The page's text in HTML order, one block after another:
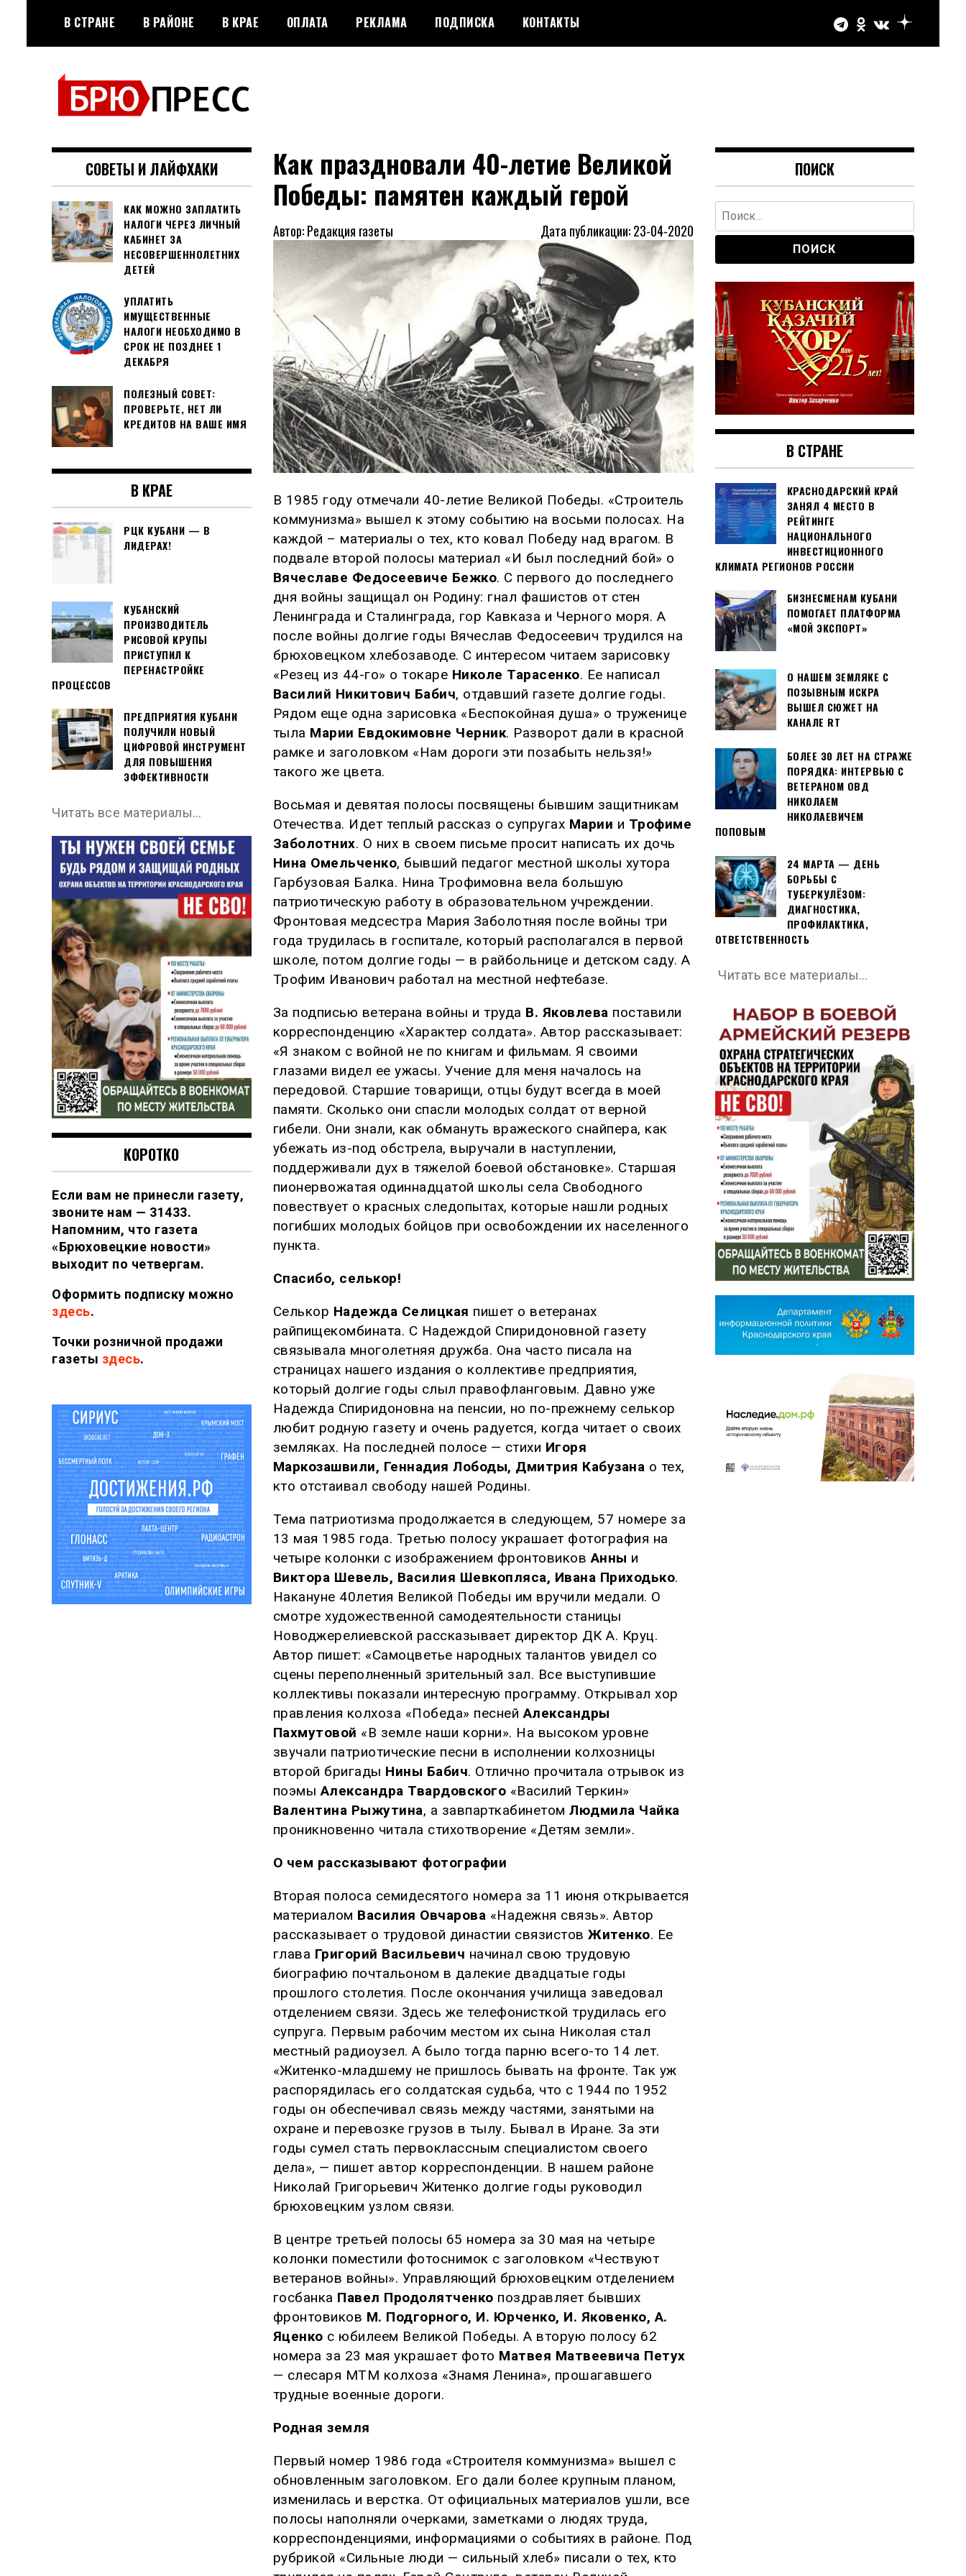
содержимому
В СТРАНЕ В РАЙОНЕ В КРАЕ ОПЛАТА РЕКЛАМА ПОДПИСКА КОНТАКТЫ
БРЮПРЕСС
Официальный сайт газеты
"Брюховецкие новости"
Как праздновали 40-летие Великой
Победы: памятен каждый герой
Автор: Редакция газеты Дата публикации: 23-04-2020
В 1985 году отмечали 40-летие Великой Победы. «Строитель
коммунизма» вышел к этому событию на восьми полосах. На
каждой – материалы о тех, кто ковал Победу над врагом. В
подвале второй полосы материал «И был последний бой» о
Вячеславе Федосеевиче Бежко. С первого до последнего
дня войны защищал он Родину: гнал фашистов от стен
Ленинграда и Сталинграда, гор Кавказа и Черного моря. А
после войны долгие годы Вячеслав Федосеевич трудился на
брюховецком хлебозаводе. С интересом читаем зарисовку
«Резец из 44-го» о токаре Николе Тарасенко. Ее написал
Василий Никитович Бабич, отдавший газете долгие годы.
Рядом еще одна зарисовка «Беспокойная душа» о труженице
тыла Марии Евдокимовне Черник. Разворот дали в красной
рамке и заголовком «Нам дороги эти позабыть нельзя!»
такого же цвета.
Восьмая и девятая полосы посвящены бывшим защитникам
Отечества. Идет теплый рассказ о супругах Марии и Трофиме
Заболотних. О них в своем письме просит написать их дочь
Нина Омельченко, бывший педагог местной школы хутора
Гарбузовая Балка. Нина Трофимовна вела большую
патриотическую работу в образовательном учреждении.
Фронтовая медсестра Мария Заболотняя после войны три
года трудилась в госпитале, который располагался в первой
школе, потом долгие годы — в райбольнице и детском саду. А
Трофим Иванович работал на местной нефтебазе.
За подписью ветерана войны и труда В. Яковлева поставили
корреспонденцию «Характер солдата». Автор рассказывает:
«Я знаком с войной не по книгам и фильмам. Я своими
глазами видел ее ужасы. Учение для меня началось на
передовой. Старшие товарищи, отцы будут всегда в моей
памяти. Сколько они спасли молодых солдат от верной
гибели. Они знали, как обмануть вражеского снайпера, как
убежать из-под обстрела, выручали в наступлении,
поддерживали дух в тяжелой боевой обстановке». Старшая
пионервожатая одиннадцатой школы села Свободного
повествует о красных следопытах, которые нашли родных
погибших молодых бойцов при освобождении их населенного
пункта.
Спасибо, селькор!
Селькор Надежда Селицкая пишет о ветеранах
райпищекомбината. С Надеждой Спиридоновной газету
связывала многолетняя дружба. Она часто писала на
страницах нашего издания о коллективе предприятия,
который долгие годы слыл правофланговым. Давно уже
Надежда Спиридоновна на пенсии, но по-прежнему селькор
любит родную газету и очень радуется, когда читает о своих
земляках. На последней полосе — стихи Игоря
Маркозашвили, Геннадия Лободы, Дмитрия Кабузана о тех,
кто отстаивал свободу нашей Родины.
Тема патриотизма продолжается в следующем, 57 номере за
13 мая 1985 года. Третью полосу украшает фотография на
четыре колонки с изображением фронтовиковАнны и
Виктора Шевель, Василия Шевкопляса, Ивана Приходько.
Накануне 40летия Великой Победы им вручили медали. О
смотре художественной самодеятельности станицы
Новоджерелиевской рассказывает директор ДК А. Круц.
Автор пишет: «Самоцветье народных талантов увидел со
сцены переполненный зрительный зал. Все выступившие
коллективы показали интересную программу. Открывал хор
правления колхоза «Победа» песнейАлександры
Пахмутовой «В земле наши корни». На высоком уровне
звучали патриотические песни в исполнении колхозницы
второй бригады Нины Бабич. Отлично прочитала отрывок из
поэмыАлександра Твардовского «Василий Теркин»
Валентина Рыжутина, а завпарткабинетом Людмила Чайка
проникновенно читала стихотворение «Детям земли».
О чем рассказывают фотографии
Вторая полоса семидесятого номера за 11 июня открывается
материалом Василия Овчарова «Надежня связь». Автор
рассказывает о трудовой династии связистов Житенко. Ее
глава Григорий Васильевич начинал свою трудовую
биографию почтальоном в далекие двадцатые годы
прошлого столетия. После окончания училища заведовал
отделением связи. Здесь же телефонисткой трудилась его
супруга. Первым рабочим местом их сына Николая стал
местный радиоузел. А было тогда парню всего-то 14 лет.
«Житенко-младшему не пришлось бывать на фронте. Так уж
распорядилась его солдатская судьба, что с 1944 по 1952
годы он обеспечивал связь между частями, занятыми на
охране и перевозке грузов в тылу. Бывал в Иране. За эти
годы сумел стать первоклассным специалистом своего
дела», — пишет автор корреспонденции. В нашем районе
Николай Григорьевич Житенко долгие годы руководил
брюховецким узлом связи.
В центре третьей полосы 65 номера за 30 мая на четыре
колонки поместили фотоснимок с заголовком «Чествуют
ветеранов войны». Управляющий брюховецким отделением
госбанка Павел Продолятченко поздравляет бывших
фронтовиков М. Подгорного, И. Юрченко, И. Яковенко, А.
Яценко с юбилеем Великой Победы. А вторую полосу 62
номера за 23 мая украшает фото Матвея Матвеевича Петух
— слесаря МТМ колхоза «Знамя Ленина», прошагавшего
трудные военные дороги.
Родная земля
Первый номер 1986 года «Строителя коммунизма» вышел с
обновленным заголовком. Его дали более крупным планом,
изменилась и верстка. От официальных материалов ушли, все
полосы наполняли очерками, заметками о людях труда,
корреспонденциями, информациями о событиях в районе. Под
рубрикой «Сильные люди — сильный хлеб» писали о тех, кто
СОВЕТЫ И ЛАЙФХАКИ
КАК МОЖНО ЗАПЛАТИТЬ
НАЛОГИ ЧЕРЕЗ ЛИЧНЫЙ
КАБИНЕТ ЗА
НЕСОВЕРШЕННОЛЕТНИХ
ДЕТЕЙ
УПЛАТИТЬ
ИМУЩЕСТВЕННЫЕ
НАЛОГИ НЕОБХОДИМО В
СРОК НЕ ПОЗДНЕЕ 1
ДЕКАБРЯ
ПОЛЕЗНЫЙ СОВЕТ:
ПРОВЕРЬТЕ, НЕТ ЛИ
КРЕДИТОВ НА ВАШЕ ИМЯ
В КРАЕ
РЦК КУБАНИ — В
ЛИДЕРАХ!
КУБАНСКИЙ
ПРОИЗВОДИТЕЛЬ
РИСОВОЙ КРУПЫ
ПРИСТУПИЛ К
ПЕРЕНАСТРОЙКЕ
ПРОЦЕССОВ
ПРЕДПРИЯТИЯ КУБАНИ
ПОЛУЧИЛИ НОВЫЙ
ЦИФРОВОЙ ИНСТРУМЕНТ
ДЛЯ ПОВЫШЕНИЯ
ЭФФЕКТИВНОСТИ
Читать все материалы…
КОРОТКО
Если вам не принесли газету,
звоните нам — 31433.
Напомним, что газета
«Брюховецкие новости»
выходит по четвергам.
Оформить подписку можно
здесь.
Точки розничной продажи
газеты здесь.
ПОИСК
Найти:
В СТРАНЕ
КРАСНОДАРСКИЙ КРАЙ
ЗАНЯЛ 4 МЕСТО В
РЕЙТИНГЕ
НАЦИОНАЛЬНОГО
ИНВЕСТИЦИОННОГО
КЛИМАТА РЕГИОНОВ РОССИИ
БИЗНЕСМЕНАМ КУБАНИ
ПОМОГАЕТ ПЛАТФОРМА
«МОЙ ЭКСПОРТ»
О НАШЕМ ЗЕМЛЯКЕ С
ПОЗЫВНЫМ ИСКРА
ВЫШЕЛ СЮЖЕТ НА
КАНАЛЕ RT
БОЛЕЕ 30 ЛЕТ НА СТРАЖЕ
ПОРЯДКА: ИНТЕРВЬЮ С
ВЕТЕРАНОМ ОВД
НИКОЛАЕМ
НИКОЛАЕВИЧЕМ
ПОПОВЫМ
24 МАРТА — ДЕНЬ
БОРЬБЫ С
ТУБЕРКУЛЁЗОМ:
ДИАГНОСТИКА,
ПРОФИЛАКТИКА,
ОТВЕТСТВЕННОСТЬ
Читать все материалы…